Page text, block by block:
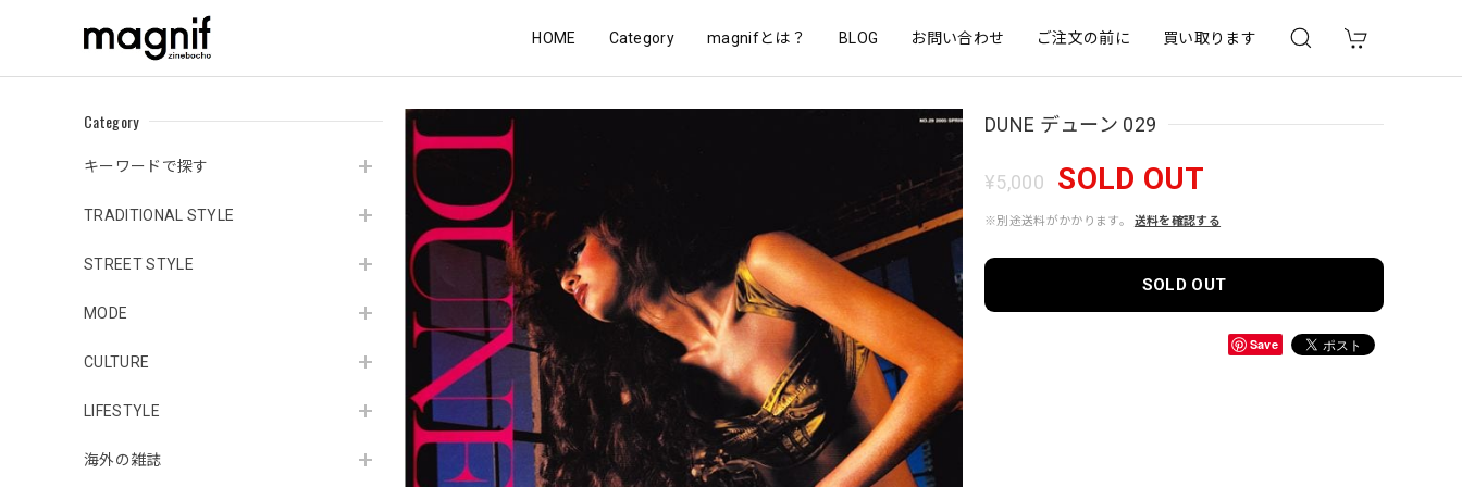
HOME Category magnifとは？ BLOG お問い合わせ ご注文の前に 買い取ります
Category
キーワードで探す
TRADITIONAL STYLE
STREET STYLE
MODE
CULTURE
LIFESTYLE
海外の雑誌
DUNE デューン 029
¥5,000 SOLD OUT
※別途送料がかかります。 送料を確認する
SOLD OUT
Save